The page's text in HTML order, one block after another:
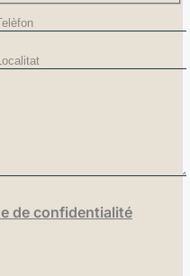
de confidentialité